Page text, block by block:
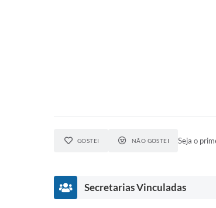
GOSTEI NÃO GOSTEI Seja o
Secretarias Vinculadas